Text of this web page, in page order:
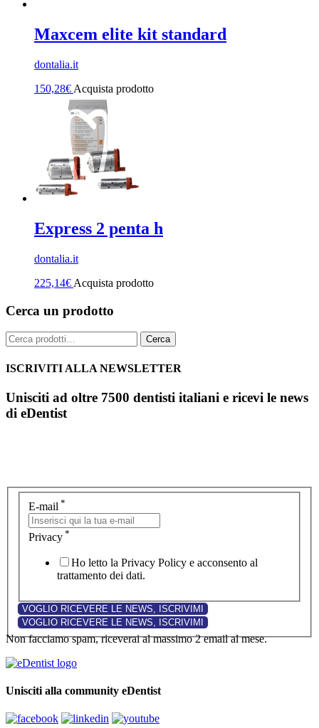
Maxcem elite kit standard
dontalia.it
150,28€ Acquista prodotto
Express 2 penta h
dontalia.it
225,14€ Acquista prodotto
Cerca un prodotto
Cerca: Cerca
ISCRIVITI ALLA NEWSLETTER
Unisciti ad oltre 7500 dentisti italiani e ricevi le news
di eDentist
E-mail *
Privacy *
Ho letto la Privacy Policy e acconsento al
trattamento dei dati.
Non facciamo spam, riceverai al massimo 2 email al mese.
Unisciti alla community eDentist